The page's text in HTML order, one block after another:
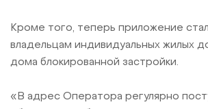
Кроме того, теперь приложение
владельцам индивидуальных жилых
дома блокированной застройки.
«В адрес Оператора регулярно